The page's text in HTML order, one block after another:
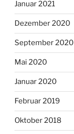
Januar 2021
Dezember 2020
September 2020
Mai 2020
Januar 2020
Februar 2019
Oktober 2018